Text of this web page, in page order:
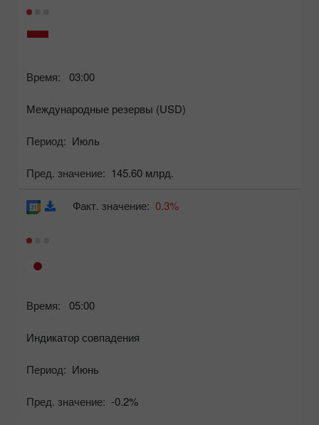
Время: 03:00
Международные резервы (USD)
Период: Июль
Пред. значение: 145.60 млрд.
Время: 05:00
Индикатор совпадения
Период: Июнь
Пред. значение: -0.2%
Факт. значение: 0.3%